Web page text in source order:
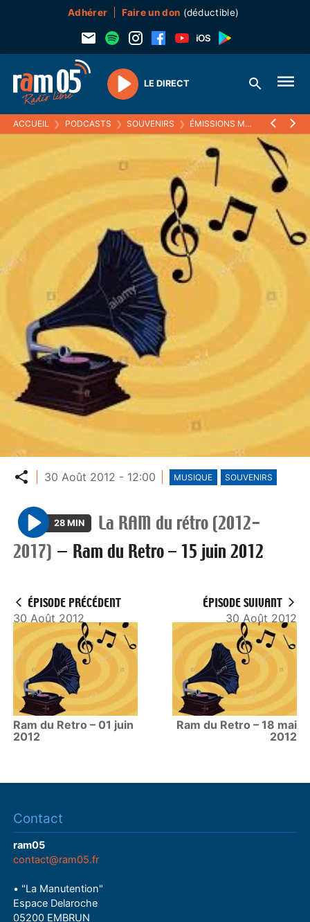
Adhérer Faire un don (déductible)
Play
LE DIRECT
ACCUEIL ❯ PODCASTS ❯ SOUVENIRS ❯ ÉMISSIONS MUSICALES (SOUVENIRS)
Partager
30 Août 2012 - 12:00 MUSIQUE SOUVENIRS
P
l
28 MIN
La RAM du rétro (2012-
2017) — Ram du Retro – 15 juin 2012
ÉPISODE PRÉCÉDENT
30 Août 2012
Ram du Retro – 01 juin
2012
ÉPISODE SUIVANT
30 Août 2012
Ram du Retro – 18 mai
2012
Contact
ram05
contact@ram05.fr
• "La Manutention"
Espace Delaroche
05200 EMBRUN